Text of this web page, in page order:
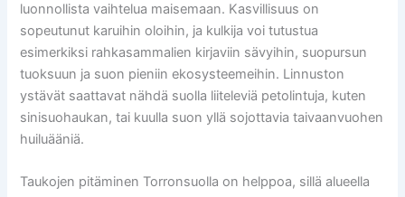
luonnollista vaihtelua maisemaan. Kasvillisuus on
sopeutunut karuihin oloihin, ja kulkija voi tutustua
esimerkiksi rahkasammalien kirjaviin sävyihin, suopursun
tuoksuun ja suon pieniin ekosysteemeihin. Linnuston
ystävät saattavat nähdä suolla liiteleviä petolintuja, kuten
sinisuohaukan, tai kuulla suon yllä sojottavia taivaanvuohen
huiluääniä.
Taukojen pitäminen Torronsuolla on helppoa, sillä alueella